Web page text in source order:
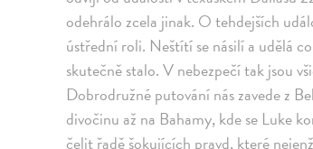
odehrálo zcela jinak. O tehdejších
ústřední roli. Neštítí se násilí a udělá
skutečně stalo. V nebezpečí tak jsou
Dobrodružné putování nás zavede z
divočinu až na Bahamy, kde se Luke
čelit řadě šokujících pravd, které